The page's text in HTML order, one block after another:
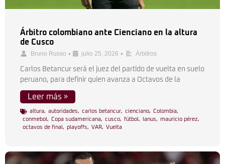
Árbitro colombiano ante Cienciano en la altura
de Cusco
Bruno Russo • julio 25, 2026 • Árbitros
Carlos Betancur será el juez del partido de vuelta en suelo
peruano, para definir quien avanza a Octavos de la
Leer más »
altura, autoridades, carlos betancur, cienciano, Colombia,
conmebol , Copa sudamericana, cusco, fútbol , lanus, mauricio pérez,
octavos de final , playoffs, VAR, Vuelta